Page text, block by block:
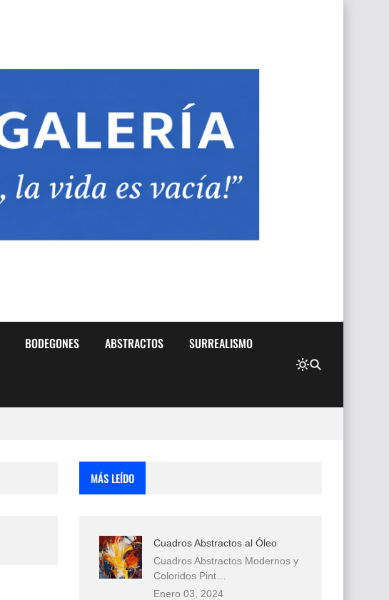
BODEGONES ABSTRACTOS SURREALISMO
MÁS LEÍDO
Cuadros Abstractos al Óleo
Cuadros Abstractos Modernos y
Coloridos Pint…
Enero 03, 2024